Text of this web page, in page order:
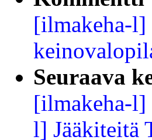
[ilmakeha-l]
Seuraava
[ilmakeha-
l] Jääkiteitä